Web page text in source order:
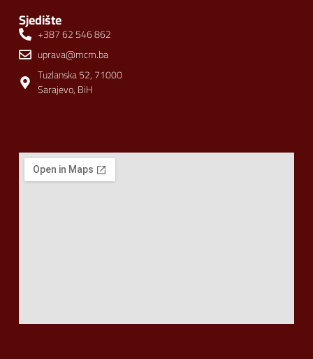
Sjedište
+387 62 546 862
uprava@mcm.ba
Tuzlanska 52, 71000
Sarajevo, BiH